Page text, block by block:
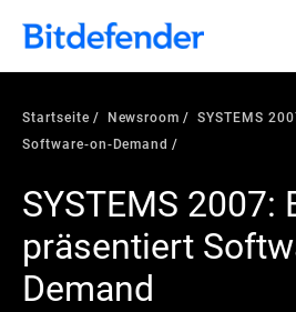
Startseite Newsroom
SYSTEMS
Software-on-Demand
SYSTEMS 2007:
präsentiert
Demand